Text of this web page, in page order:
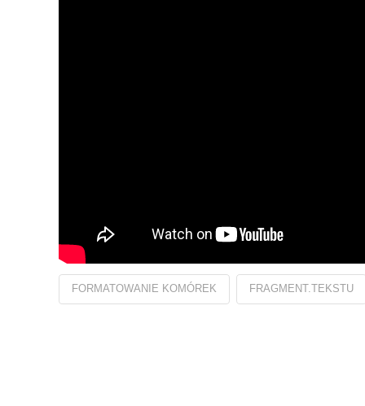
FORMATOWANIE KOMÓREK FRAGMENT.TEKSTU